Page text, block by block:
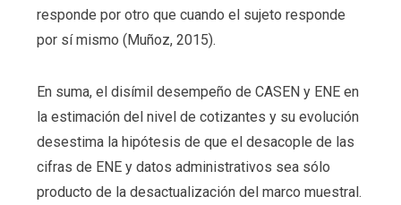
responde por otro que cuando el sujeto responde
por sí mismo (Muñoz, 2015).
En suma, el disímil desempeño de CASEN y ENE en
la estimación del nivel de cotizantes y su evolución
desestima la hipótesis de que el desacople de las
cifras de ENE y datos administrativos sea sólo
producto de la desactualización del marco muestral.